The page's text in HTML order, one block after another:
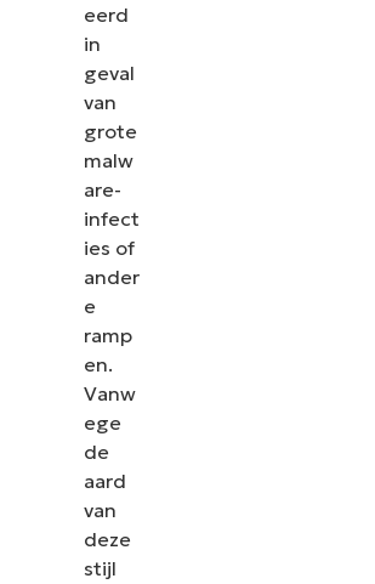
eerd
in
geval
van
grote
malw
are-
infect
ies of
ander
e
ramp
en.
Vanw
ege
de
aard
van
deze
stijl